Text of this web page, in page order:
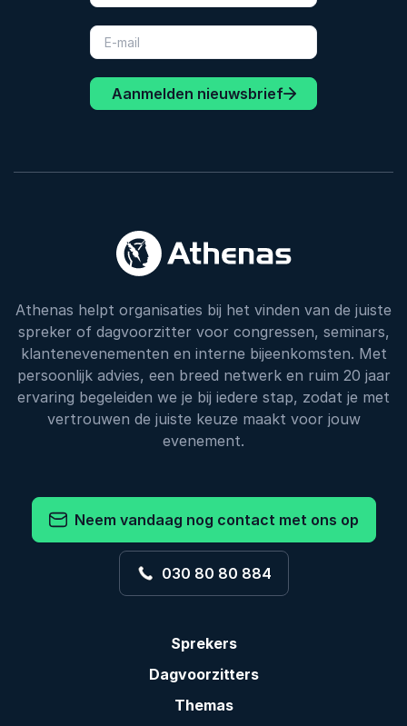
Aanmelden nieuwsbrief
Athenas helpt organisaties bij het vinden van de juiste
spreker of dagvoorzitter voor congressen, seminars,
klantenevenementen en interne bijeenkomsten. Met
persoonlijk advies, een breed netwerk en ruim 20 jaar
ervaring begeleiden we je bij iedere stap, zodat je met
vertrouwen de juiste keuze maakt voor jouw
evenement.
Neem vandaag nog contact met ons op
030 80 80 884
Sprekers
Dagvoorzitters
Themas